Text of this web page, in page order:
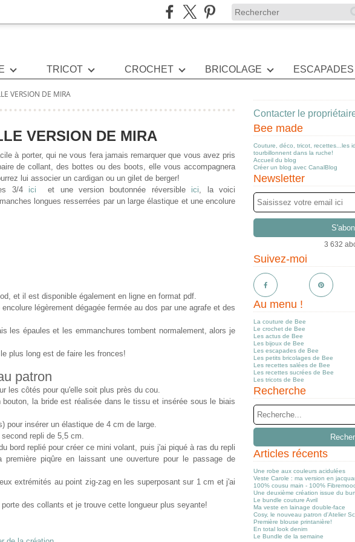
TRICOT CROCHET BRICOLAGE ESCAPADES
VERSION DE MIRA
VERSION DE MIRA
à porter, qui ne vous fera jamais remarquer que vous avez pris
de collant, des bottes ou des boots, elle vous accompagnera
lui associer un cardigan ou un gilet de berger!
3/4 ici et une version boutonnée réversible ici, la voici
longues resserrées par un large élastique et une encolure
et il est disponible également en ligne en format pdf.
légèrement dégagée fermée au dos par une agrafe et des
les épaules et les emmanchures tombent normalement, alors je
plus long est de faire les fronces!
patron
les côtés pour qu'elle soit plus près du cou.
la bride est réalisée dans le tissu et insérée sous le biais
pour insérer un élastique de 4 cm de large.
repli de 5,5 cm.
bord replié pour créer ce mini volant, puis j'ai piqué à ras du repli
piqûre en laissant une ouverture pour le passage de
extrémités au point zig-zag en les superposant sur 1 cm et j'ai
des collants et je trouve cette longueur plus seyante!
Contacter le
Bee made
Couture, déco, tricot, recettes...les
tourbillonnent dans la ruche!
Accueil du blog
Créer un blog avec CanalBlog
Newsletter
3 632
Suivez-moi
Au menu !
La couture de Bee
Le crochet de Bee
Les actus de Bee
Les bijoux de Bee
Les escapades de Bee
Les petits bricolages de Bee
Les recettes salées de Bee
Les recettes sucrées de Bee
Les tricots de Bee
Recherche
Articles récents
Une robe aux couleurs acidulées
Veste Carole : ma version en
100% cousu main - 100%
Une deuxième création issue du
Le bundle couture Avril
Ma veste en lainage double-face
Cosy, le nouveau patron d'Atelier
Première blouse printanière!
En total look denim
Le Bundle de la semaine